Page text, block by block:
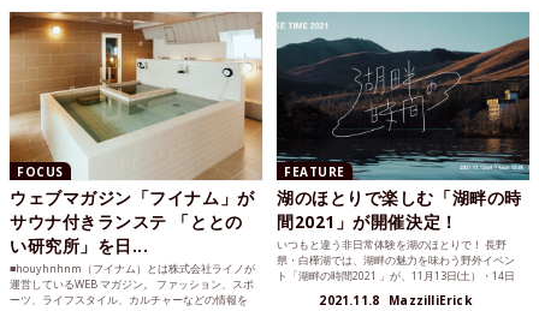
FOCUS
ウェブマガジン「フイナム」が
サウナ付きランステ 「ととの
い研究所」を日...
■houyhnhnm（フイナム）とは株式会社ライノが
運営しているWEB マガジン。 ファッション、スポ
ーツ、ライフスタイル、カルチャーなどの情報を
FEATURE
湖のほとりで楽しむ「湖畔の時
間2021」が開催決定！
いつもと違う非日常体験を湖のほとりで！ 長野
県・白樺湖では、湖畔の魅力を味わう野外イベン
ト「湖畔の時間2021 」が、11月13日(土）・14日
2021.11.8 MazzilliErick